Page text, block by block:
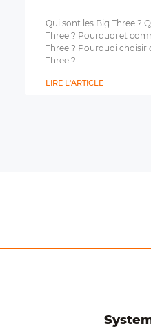
Qui sont les Big Three ?
Three ? Pourquoi et
Three ? Pourquoi choisir
Three ?
LIRE L'ARTICLE